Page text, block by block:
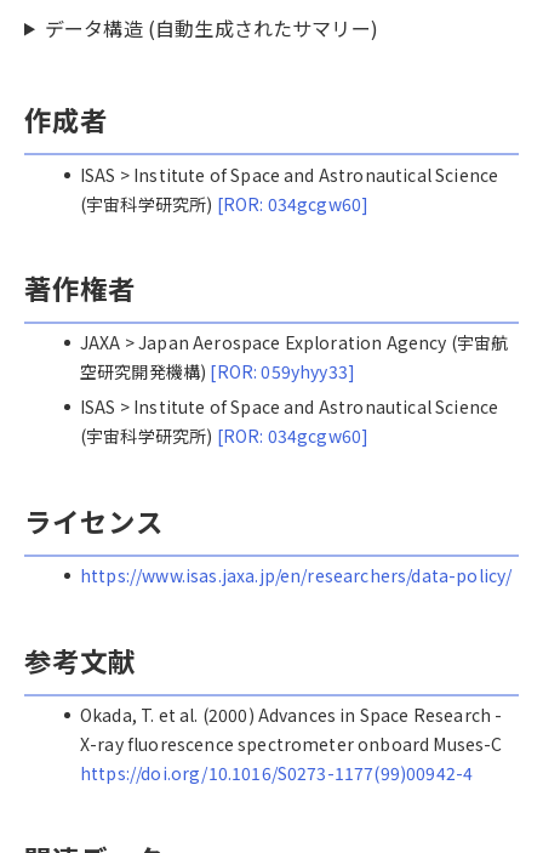
データ構造 (自動生成されたサマリー)
作成者
ISAS > Institute of Space and Astronautical Science
(宇宙科学研究所) [ROR: 034gcgw60]
著作権者
JAXA > Japan Aerospace Exploration Agency (宇宙航
空研究開発機構) [ROR: 059yhyy33]
ISAS > Institute of Space and Astronautical Science
(宇宙科学研究所) [ROR: 034gcgw60]
ライセンス
https://www.isas.jaxa.jp/en/researchers/data-policy/
参考文献
Okada, T. et al. (2000) Advances in Space Research -
X-ray fluorescence spectrometer onboard Muses-C
https://doi.org/10.1016/S0273-1177(99)00942-4